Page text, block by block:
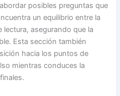
posibles preguntas que
un equilibrio entre la
asegurando que la
Esta sección también
hacia los puntos de
mientras conduces la